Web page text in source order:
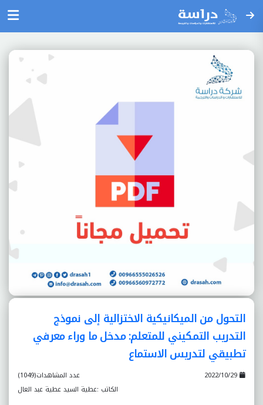
التحول من الميکانيکية الاختزالية إلى نموذج
التدريب التمکيني للمتعلم: مدخل ما وراء معرفي
تطبيقي لتدريس الاستماع
عدد المشاهدات(1049)
الكاتب :عطية السيد عطية عبد العال